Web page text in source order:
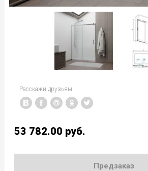
Расскажи друзьям:
53 782.00 руб.
Предзаказ